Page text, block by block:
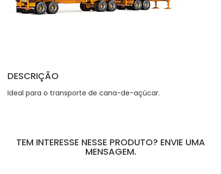
DESCRIÇÃO
Ideal para o transporte de cana-de-açúcar.
TEM INTERESSE NESSE PRODUTO? ENVIE UMA
MENSAGEM.